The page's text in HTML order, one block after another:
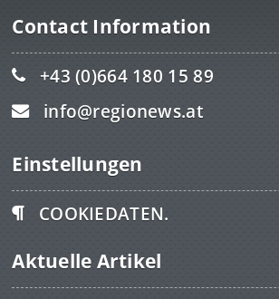
Contact Information
+43 (0)664 180 15 89
info@regionews.at
Einstellungen
COOKIEDATEN.
Aktuelle Artikel